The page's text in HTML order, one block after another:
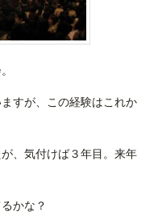
すが、この経験はこれか
、気付けば３年目。来年
かな？